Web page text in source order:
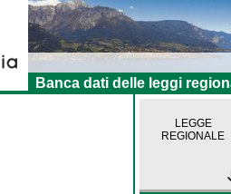
Banca dati delle leggi
LEGGE
REGIONALE